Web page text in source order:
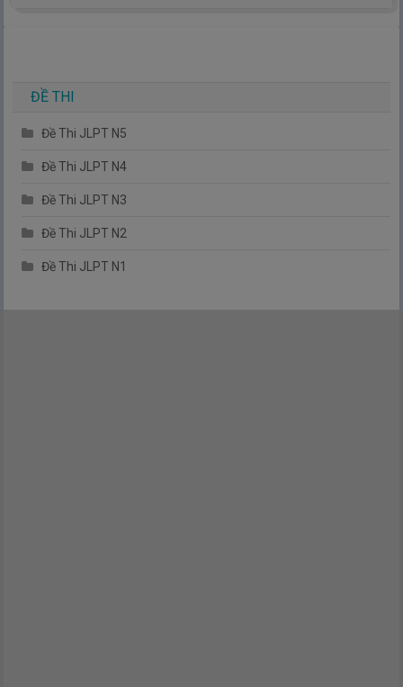
ĐỀ THI
Đề Thi JLPT N5
Đề Thi JLPT N4
Đề Thi JLPT N3
Đề Thi JLPT N2
Đề Thi JLPT N1